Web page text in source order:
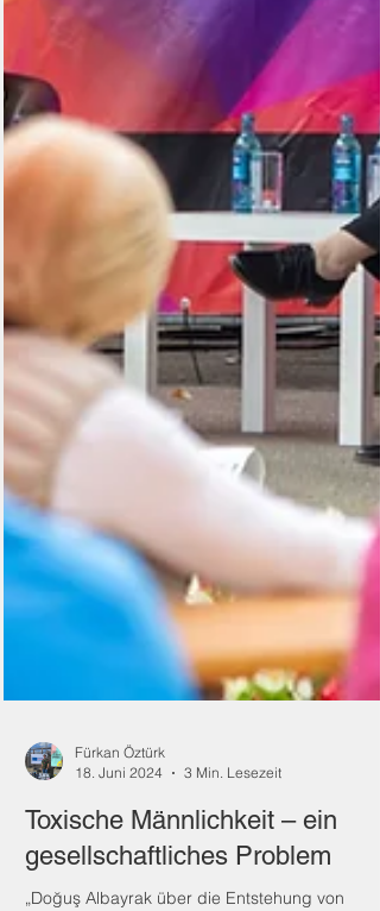
Fürkan Öztürk
18. Juni 2024
3 Min. Lesezeit
Toxische Männlichkeit – ein